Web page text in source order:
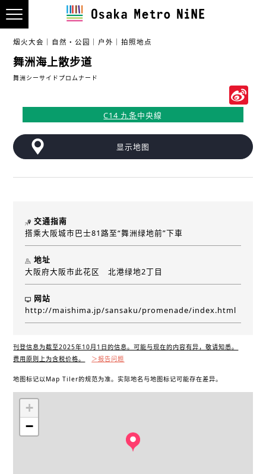
烟火大会 自然・公园 户外 拍照地点
舞洲海上散步道
舞洲シーサイドプロムナード
C14 九条中央線
显示地图
交通指南
搭乘大阪城市巴士81路至“舞洲绿地前”下車
地址
大阪府大阪市此花区 北港绿地2丁目
网站
http://maishima.jp/sansaku/promenade/index.html
刊登信息为截至2025年10月1日的信息。可能与现在的内容有异，敬请知悉。
费用原则上为含税价格。
＞报告问题
地图标记以Map Tiler的规范为准。实际地名与地图标记可能存在差异。
+
−